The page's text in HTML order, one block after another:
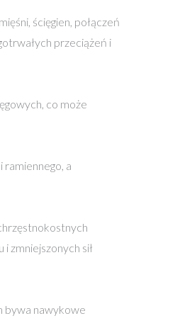
ścięgien, połączeń
przeciążeń i
co może
a
zmniejszonych sił
bywa nawykowe